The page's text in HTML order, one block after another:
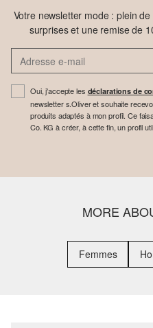
Votre newsletter mode : plein
surprises et une remise de
Oui, j'accepte les déclarations de
newsletter s.Oliver et souhaite
produits adaptés à mon profil. Ce
Co. KG à créer, à cette fin, un profil
MORE
Femmes